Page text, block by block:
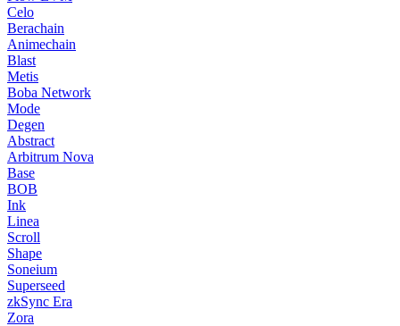
Celo
Berachain
Animechain
Blast
Metis
Boba Network
Mode
Degen
Abstract
Arbitrum Nova
Base
BOB
Ink
Linea
Scroll
Shape
Soneium
Superseed
zkSync Era
Zora